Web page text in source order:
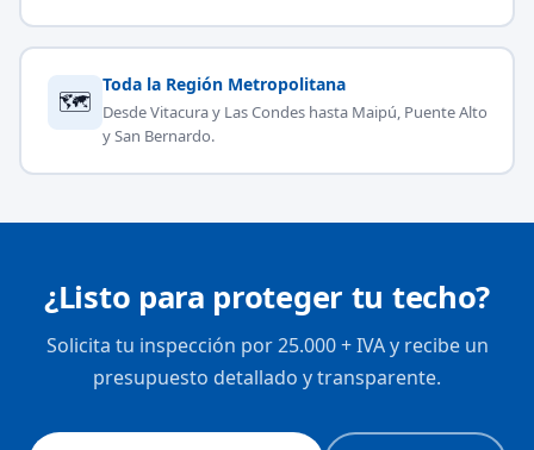
🗺
Toda la Región Metropolitana
Desde Vitacura y Las Condes hasta Maipú, Puente Alto
y San Bernardo.
¿Listo para proteger tu techo?
Solicita tu inspección por 25.000 + IVA y recibe un
presupuesto detallado y transparente.